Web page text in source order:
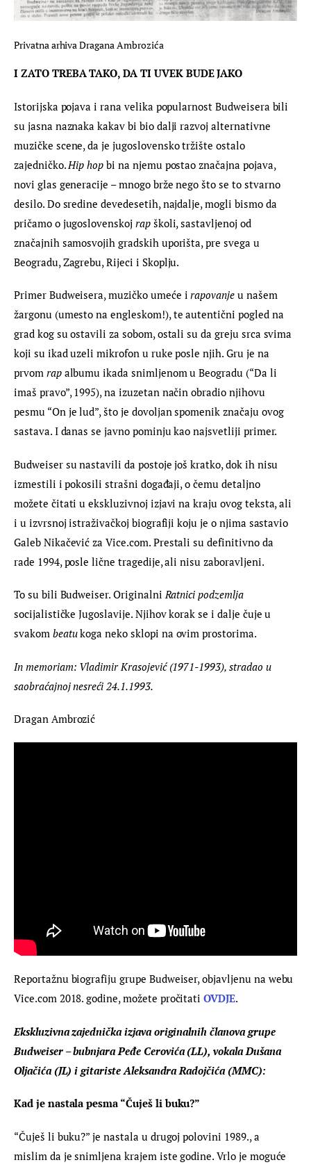
Privatna arhiva Dragana Ambrozića
I ZATO TREBA TAKO, DA TI UVEK BUDE JAKO
Istorijska pojava i rana velika popularnost Budweisera bili
su jasna naznaka kakav bi bio dalji razvoj alternativne
muzičke scene, da je jugoslovensko tržište ostalo
zajedničko. Hip hop bi na njemu postao značajna pojava,
novi glas generacije – mnogo brže nego što se to stvarno
desilo. Do sredine devedesetih, najdalje, mogli bismo da
pričamo o jugoslovenskoj rap školi, sastavljenoj od
značajnih samosvojih gradskih uporišta, pre svega u
Beogradu, Zagrebu, Rijeci i Skoplju.
Primer Budweisera, muzičko umeće i rapovanje u našem
žargonu (umesto na engleskom!), te autentični pogled na
grad kog su ostavili za sobom, ostali su da greju srca svima
koji su ikad uzeli mikrofon u ruke posle njih. Gru je na
prvom rap albumu ikada snimljenom u Beogradu (“Da li
imaš pravo”, 1995), na izuzetan način obradio njihovu
pesmu “On je lud”, što je dovoljan spomenik značaju ovog
sastava. I danas se javno pominju kao najsvetliji primer.
Budweiser su nastavili da postoje još kratko, dok ih nisu
izmestili i pokosili strašni događaji, o čemu detaljno
možete čitati u ekskluzivnoj izjavi na kraju ovog teksta, ali
i u izvrsnoj istraživačkoj biografiji koju je o njima sastavio
Galeb Nikačević za Vice.com. Prestali su definitivno da
rade 1994, posle lične tragedije, ali nisu zaboravljeni.
To su bili Budweiser. Originalni Ratnici podzemlja
socijalističke Jugoslavije. Njihov korak se i dalje čuje u
svakom beatu koga neko sklopi na ovim prostorima.
In memoriam: Vladimir Krasojević (1971-1993), stradao u
saobraćajnoj nesreći 24.1.1993.
Dragan Ambrozić
Reportažnu biografiju grupe Budweiser, objavljenu na webu
Vice.com 2018. godine, možete pročitati OVDJE.
Ekskluzivna zajednička izjava originalnih članova grupe
Budweiser – bubnjara Peđe Cerovića (LL), vokala Dušana
Oljačića (JL) i gitariste Aleksandra Radojčića (MMC):
Kad je nastala pesma “Čuješ li buku?”
“Čuješ li buku?” je nastala u drugoj polovini 1989., a
mislim da je snimljena krajem iste godine. Vrlo je moguće